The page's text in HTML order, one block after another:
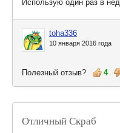
Использую один раз в
toha336
10 января 2016 года
Полезный отзыв? 4
Отличный Скраб